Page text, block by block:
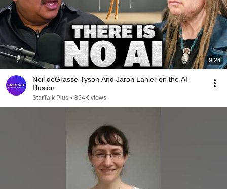
9:24
Neil deGrasse Tyson And Jaron Lanier on the AI
Illusion
StarTalk Plus • 854K views